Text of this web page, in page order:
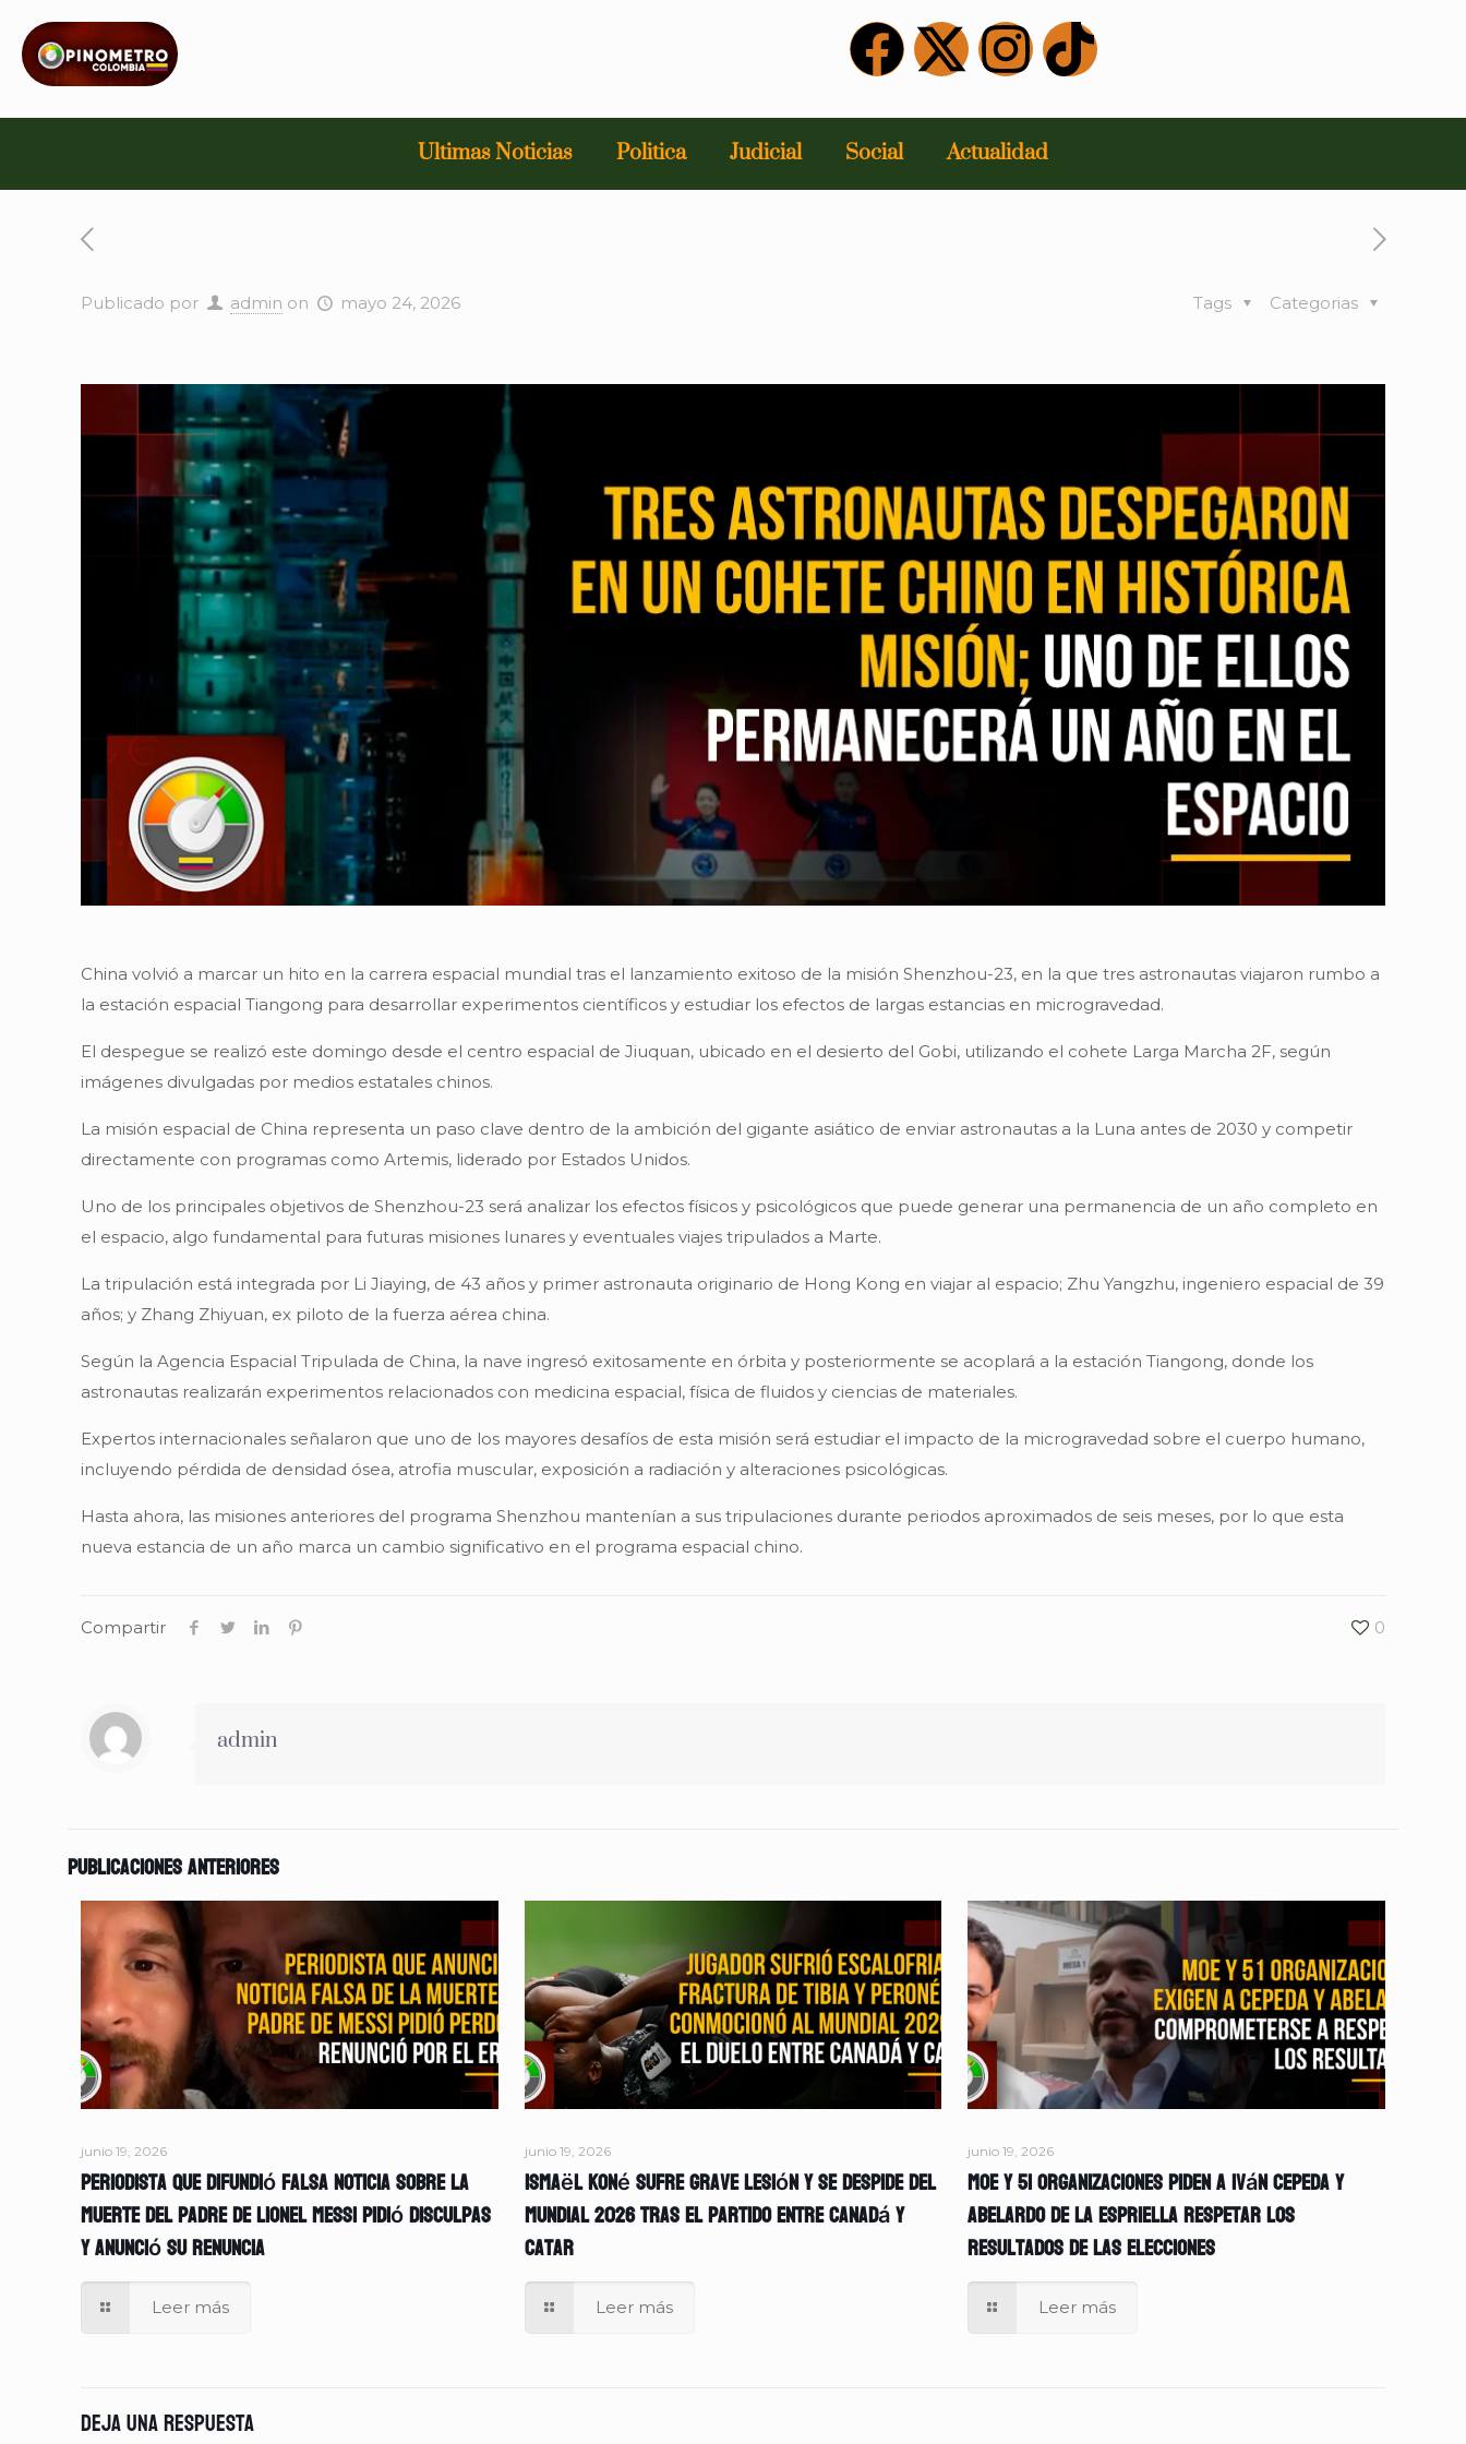
Ultimas Noticias Politica Judicial Social Actualidad
Publicado por admin on mayo 24, 2026 Categorias
Tags
China volvió a marcar un hito en la carrera espacial mundial tras el lanzamiento exitoso de la misión Shenzhou-23, en la que tres astronautas viajaron rumbo a
la estación espacial Tiangong para desarrollar experimentos científicos y estudiar los efectos de largas estancias en microgravedad.
El despegue se realizó este domingo desde el centro espacial de Jiuquan, ubicado en el desierto del Gobi, utilizando el cohete Larga Marcha 2F, según
imágenes divulgadas por medios estatales chinos.
La misión espacial de China representa un paso clave dentro de la ambición del gigante asiático de enviar astronautas a la Luna antes de 2030 y competir
directamente con programas como Artemis, liderado por Estados Unidos.
Uno de los principales objetivos de Shenzhou-23 será analizar los efectos físicos y psicológicos que puede generar una permanencia de un año completo en
el espacio, algo fundamental para futuras misiones lunares y eventuales viajes tripulados a Marte.
La tripulación está integrada por Li Jiaying, de 43 años y primer astronauta originario de Hong Kong en viajar al espacio; Zhu Yangzhu, ingeniero espacial de 39
años; y Zhang Zhiyuan, ex piloto de la fuerza aérea china.
Según la Agencia Espacial Tripulada de China, la nave ingresó exitosamente en órbita y posteriormente se acoplará a la estación Tiangong, donde los
astronautas realizarán experimentos relacionados con medicina espacial, física de fluidos y ciencias de materiales.
Expertos internacionales señalaron que uno de los mayores desafíos de esta misión será estudiar el impacto de la microgravedad sobre el cuerpo humano,
incluyendo pérdida de densidad ósea, atrofia muscular, exposición a radiación y alteraciones psicológicas.
Hasta ahora, las misiones anteriores del programa Shenzhou mantenían a sus tripulaciones durante periodos aproximados de seis meses, por lo que esta
nueva estancia de un año marca un cambio significativo en el programa espacial chino.
Compartir 0
admin
Publicaciones anteriores
junio 19, 2026
Periodista que difundió falsa noticia sobre la
muerte del padre de Lionel Messi pidió disculpas
y anunció su renuncia
Leer más
junio 19, 2026
Ismaël Koné sufre grave lesión y se despide del
Mundial 2026 tras el partido entre Canadá y
Catar
Leer más
junio 19, 2026
MOE y 51 organizaciones piden a Iván Cepeda y
Abelardo de la Espriella respetar los
resultados de las elecciones
Leer más
Deja una respuesta